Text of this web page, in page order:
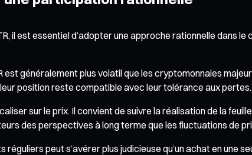
il est essentiel d’adopter une approche rationnelle dans
est généralement plus volatil que les cryptomonnaies
position reste compatible avec leur tolérance aux pertes.
sur le prix. Il convient de suivre la réalisation de la
des perspectives à long terme que les fluctuations de
peut s’avérer plus judicieuse qu’un achat en une